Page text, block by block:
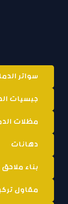
سواتر
جبسيات
مظلات
دهانات
بناء ملاحق
مقاول